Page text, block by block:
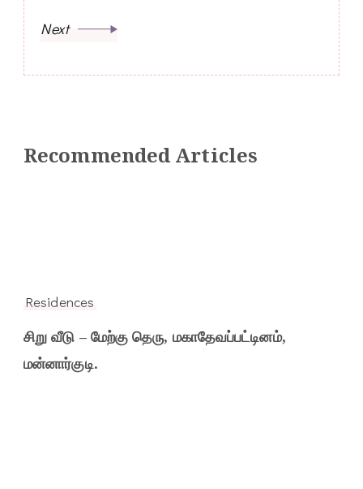
Next
Recommended Articles
Residences
சிறு வீடு – மேற்கு தெரு, மகாதேவப்பட்டினம்,
மன்னார்குடி.